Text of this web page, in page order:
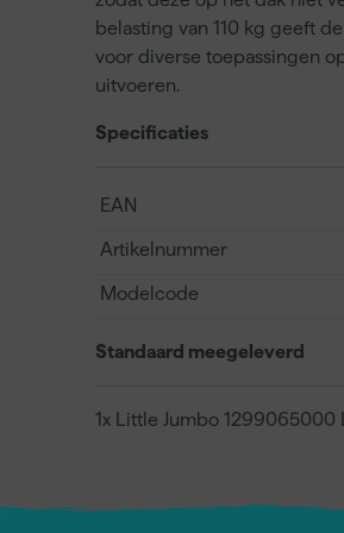
belasting van 110 kg geeft
voor diverse toepassingen
uitvoeren.
Specificaties
EAN
Artikelnummer
Modelcode
Standaard meegeleverd
1x Little Jumbo 1299065000